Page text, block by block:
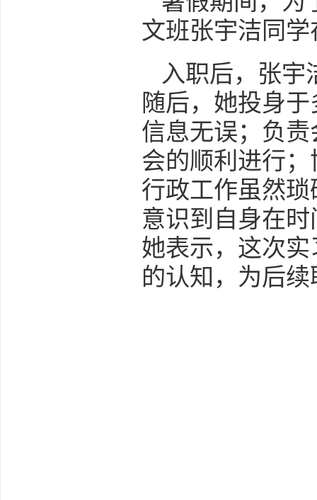
文班张宇洁同
入职后，张宇
随后，她投身
信息无误；负
会的顺利进行
行政工作虽然
意识到自身在
她表示，这次
的认知，为后